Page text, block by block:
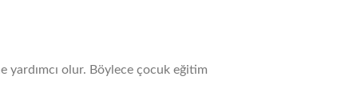
yardımcı olur. Böylece çocuk eğitim